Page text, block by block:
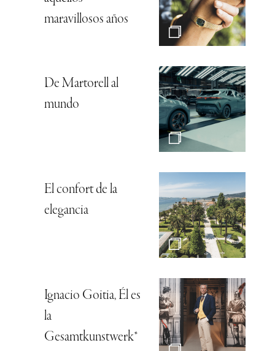
maravillosos años
De Martorell al
mundo
El confort de la
elegancia
Ignacio Goitia, Él es
la
Gesamtkunstwerk*